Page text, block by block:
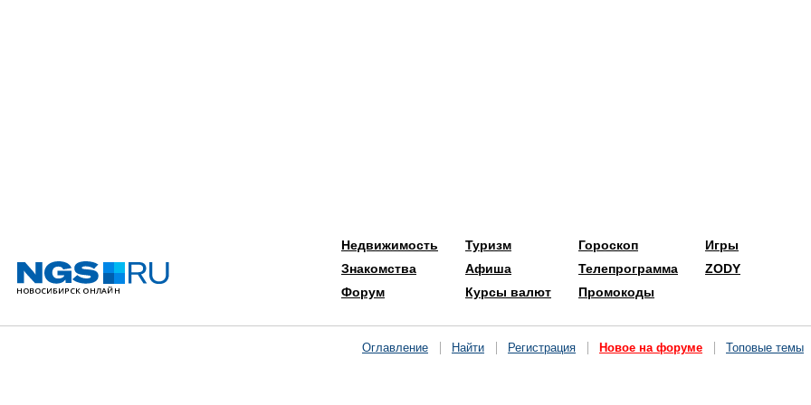
Недвижимость
Знакомства
Форум
Туризм
Афиша
Курсы валют
Гороскоп
Телепрограмма
Промокоды
Игры
ZODY
Оглавление Найти Регистрация Новое на форуме Топовые темы